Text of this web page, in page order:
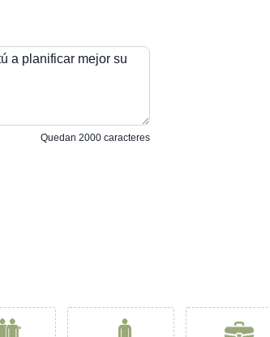
a planificar mejor su
Quedan 2000 caracteres